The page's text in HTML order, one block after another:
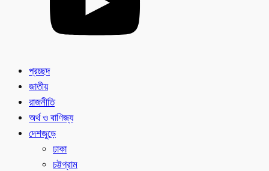
প্রচ্ছদ
জাতীয়
রাজনীতি
অর্থ ও বাণিজ্য
দেশজুড়ে
ঢাকা
চট্টগ্রাম